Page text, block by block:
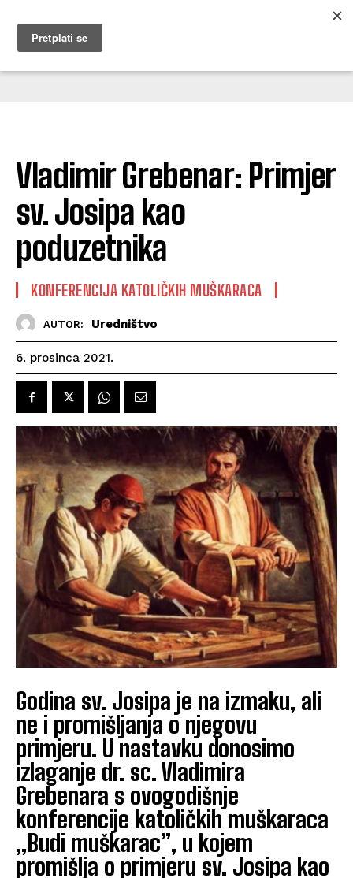
MUŽEVNI BUDITE
Vladimir Grebenar: Primjer
sv. Josipa kao
poduzetnika
KONFERENCIJA KATOLIČKIH MUŠKARACA
AUTOR: Uredništvo
6. prosinca 2021.
Godina sv. Josipa je na izmaku, ali
ne i promišljanja o njegovu
primjeru. U nastavku donosimo
izlaganje dr. sc. Vladimira
Grebenara s ovogodišnje
konferencije katoličkih muškaraca
„Budi muškarac”, u kojem
promišlja o primjeru sv. Josipa kao